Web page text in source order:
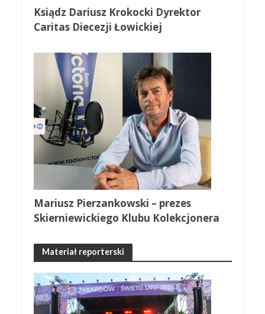
Ksiądz Dariusz Krokocki Dyrektor
Caritas Diecezji Łowickiej
Mariusz Pierzankowski – prezes
Skierniewickiego Klubu Kolekcjonera
Materiał reporterski